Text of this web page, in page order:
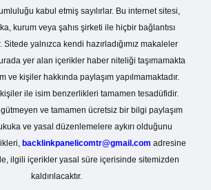
kabul etmiş sayılırlar. Bu internet sitesi,
kurum veya şahıs şirketi ile hiçbir bağlantısı
Sitede yalnızca kendi hazırladığımız makaleler
yer alan içerikler haber niteliği taşımamakta
ve kişiler hakkında paylaşım yapılmamaktadır.
ile isim benzerlikleri tamamen tesadüfidir.
ve tamamen ücretsiz bir bilgi paylaşım
ve yasal düzenlemelere aykırı olduğunu
backlinkpanelicomtr@gmail.com adresine
ilgili içerikler yasal süre içerisinde sitemizden
kaldırılacaktır.